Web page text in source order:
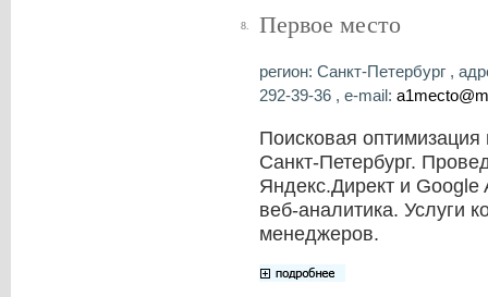
8. Первое место
регион: Санкт-Петербург ,
292-39-36 , e-mail:
Поисковая
Санкт-Петербург.
Яндекс.Директ и Google
веб-аналитика. Услуги
менеджеров.